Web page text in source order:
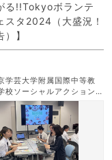
る!!Tokyoボランテ
スタ2024（大盛況！
】
学芸大学附属国際中等教
校ソーシャルアクション
ム